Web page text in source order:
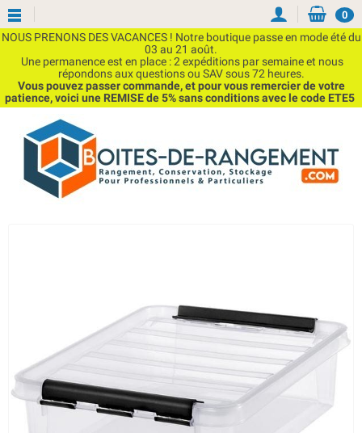
NOUS PRENONS DES VACANCES ! Notre boutique passe en mode été du
03 au 21 août.
Une permanence est en place : 2 expéditions par semaine et nous
répondons aux questions ou SAV sous 72 heures.
Vous pouvez passer commande, et pour vous remercier de votre
patience, voici une REMISE de 5% sans conditions avec le code ETE5
0